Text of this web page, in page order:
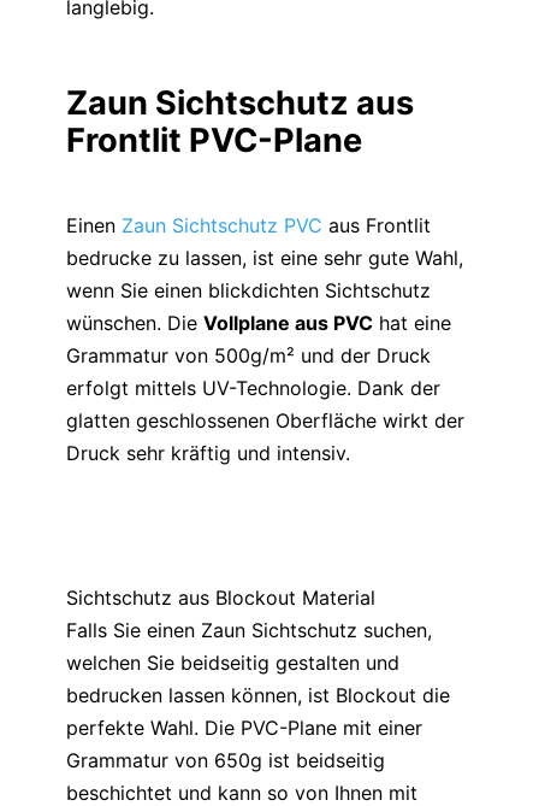
langlebig.
Zaun Sichtschutz aus
Frontlit PVC-Plane
Einen Zaun Sichtschutz PVC aus Frontlit
bedrucke zu lassen, ist eine sehr gute Wahl,
wenn Sie einen blickdichten Sichtschutz
wünschen. Die Vollplane aus PVChat eine
Grammatur von 500g/m² und der Druck
erfolgt mittels UV-Technologie. Dank der
glatten geschlossenen Oberfläche wirkt der
Druck sehr kräftig und intensiv.
Sichtschutz aus Blockout Material
Falls Sie einen Zaun Sichtschutz suchen,
welchen Sie beidseitig gestalten und
bedrucken lassen können, ist Blockout die
perfekte Wahl. Die PVC-Plane mit einer
Grammatur von 650g ist beidseitig
beschichtet und kann so von Ihnen mit